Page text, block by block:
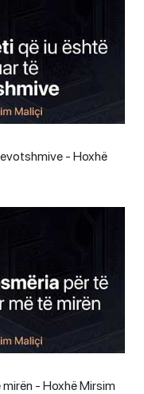
- Hoxhë
- Hoxhë Mirsim